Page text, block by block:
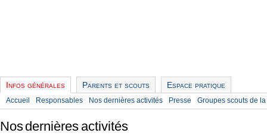
Infos générales Parents et scouts Espace pratique
Accueil Responsables Nos dernières activités Presse Groupes scouts de
Nos dernières activités